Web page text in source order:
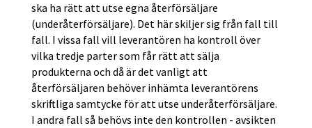
ska ha rätt att utse egna återförsäljare
(underåterförsäljare). Det här skiljer sig från fall till
fall. I vissa fall vill leverantören ha kontroll över
vilka tredje parter som får rätt att sälja
produkterna och då är det vanligt att
återförsäljaren behöver inhämta leverantörens
skriftliga samtycke för att utse underåterförsäljare.
I andra fall så behövs inte den kontrollen - avsikten